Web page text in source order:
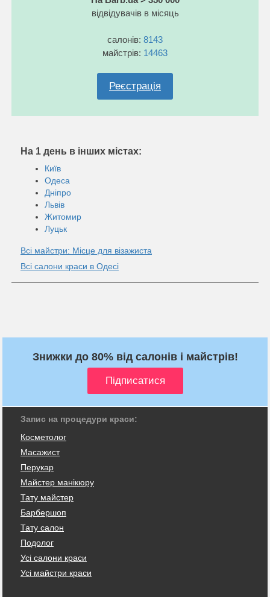
відвідувачів в місяць
салонів: 8143
майстрів: 14463
Реєстрація
На 1 день в інших містах:
Київ
Одеса
Дніпро
Львів
Житомир
Луцьк
Всі майстри: Місце для візажиста
Всі салони краси в Одесі
Знижки до 80% від салонів і майстрів!
Запис на процедури краси:
Косметолог
Масажист
Перукар
Майстер манікюру
Тату майстер
Барбершоп
Тату салон
Подолог
Усі салони краси
Усі майстри краси